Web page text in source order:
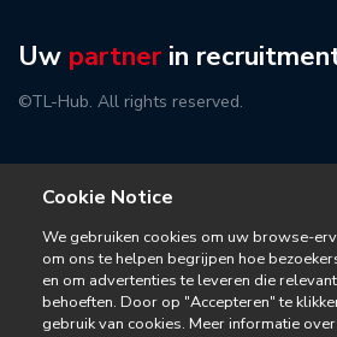
Uw partner in
©TL-Hub. All rights reserved.
Cookie Notice
We gebruiken cookies om uw browse-
om ons te helpen begrijpen hoe
en om advertenties te leveren die
behoeften. Door op "Accepteren" te
gebruik van cookies. Meer informatie